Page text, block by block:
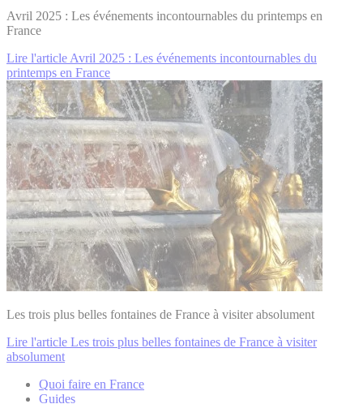
Avril 2025 : Les événements incontournables du printemps en
France
Lire l'article Avril 2025 : Les événements incontournables du
printemps en France
Les trois plus belles fontaines de France à visiter absolument
Lire l'article Les trois plus belles fontaines de France à visiter
absolument
Quoi faire en France
Guides